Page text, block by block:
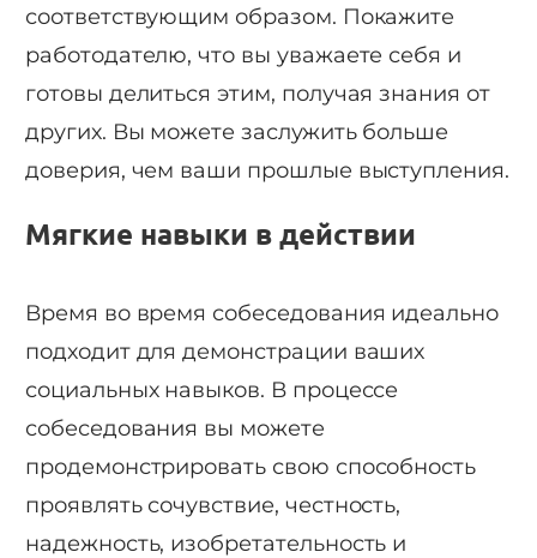
соответствующим образом. Покажите
работодателю, что вы уважаете себя и
готовы делиться этим, получая знания от
других. Вы можете заслужить больше
доверия, чем ваши прошлые выступления.
Мягкие навыки в действии
Время во время собеседования идеально
подходит для демонстрации ваших
социальных навыков. В процессе
собеседования вы можете
продемонстрировать свою способность
проявлять сочувствие, честность,
надежность, изобретательность и